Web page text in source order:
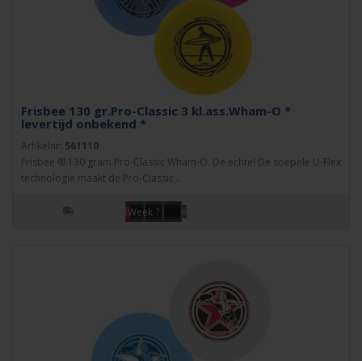
Frisbee 130 gr.Pro-Classic 3 kl.ass.Wham-O *
levertijd onbekend *
Artikelnr: 561110
Frisbee ® 130 gram Pro-Classic Wham-O. De echte! De soepele U-Flex
technologie maakt de Pro-Classic ..
Week ?